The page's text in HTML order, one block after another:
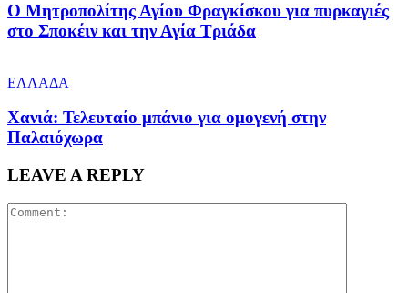
Ο Μητροπολίτης Αγίου Φραγκίσκου για πυρκαγιές
στο Σποκέιν και την Αγία Τριάδα
ΕΛΛΑΔΑ
Χανιά: Τελευταίο μπάνιο για ομογενή στην
Παλαιόχωρα
LEAVE A REPLY